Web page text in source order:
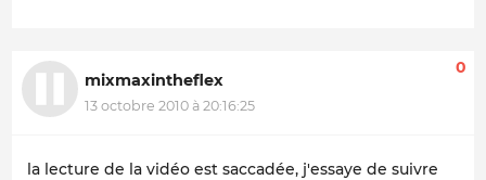
mixmaxintheflex
13 octobre 2010 à 20:16:25
0
la lecture de la vidéo est saccadée, j'essaye de suivre